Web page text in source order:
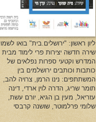
ליון ראשון: "ירושלים.בית" בואו
שירה חדשה יצירות פרי לימוד מבית
המדרש וקטעי ספרות נפלאים של
כותבות וכותבים ירושלמים בין
המשתתפים: נינו הרמן, צרויה להב,
תומר שריג, הדרה לוין ארדי, דינה
עזריאל, מעין בן הגיא, יורם עשת,
שלומי פרלמוטר, שושנה קרבסי